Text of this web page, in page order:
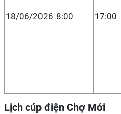
18/06/2026 8:00 17:00
Lịch cúp điện Chợ Mới